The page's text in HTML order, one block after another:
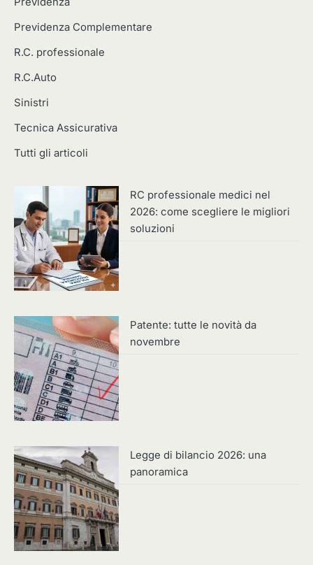
Previdenza Complementare
R.C. professionale
R.C.Auto
Sinistri
Tecnica Assicurativa
Tutti gli articoli
RC professionale medici nel
2026: come scegliere le migliori
soluzioni
Patente: tutte le novità da
novembre
Legge di bilancio 2026: una
panoramica